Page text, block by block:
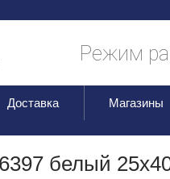
Режим
Доставка Магазины
белый